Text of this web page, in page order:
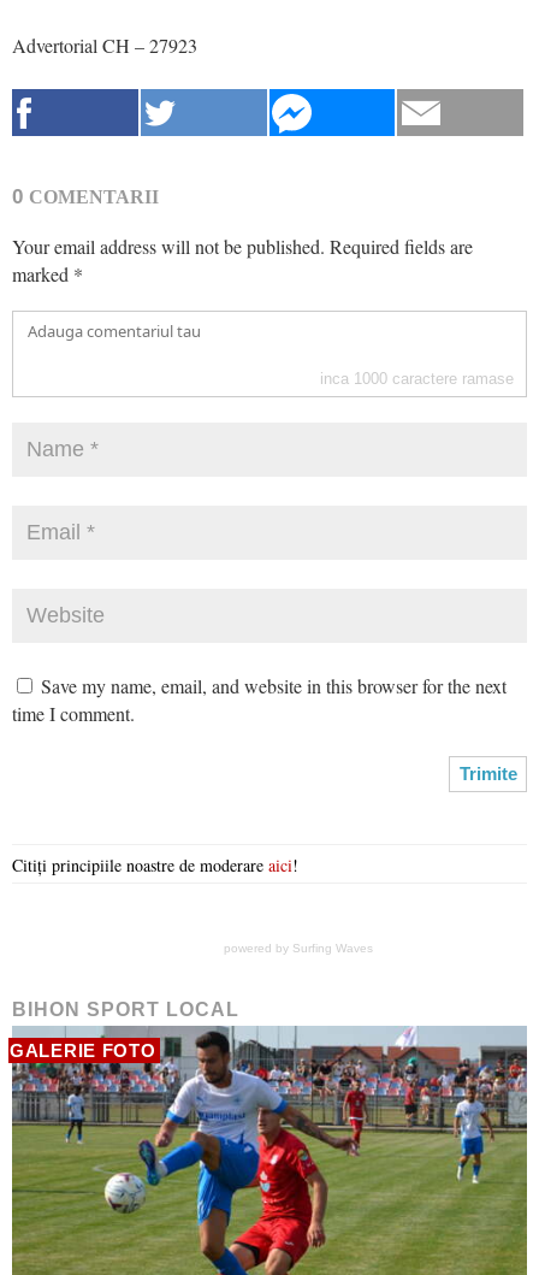
Advertorial CH – 27923
0 COMENTARII
Your email address will not be published. Required fields are
marked *
inca 1000 caractere ramase
Save my name, email, and website in this browser for the next
time I comment.
Citiți principiile noastre de moderare aici!
powered by Surfing Waves
BIHON SPORT LOCAL
GALERIE FOTO